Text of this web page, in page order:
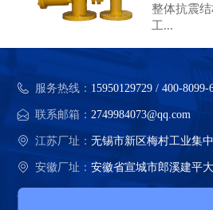
整体抗震
工...
服务热线： 15950129729 / 400-8099-
联系邮箱： 2749984073@qq.com
江苏厂址：无锡市新区梅村工业集
安徽厂址：安徽省宣城市郎溪建平